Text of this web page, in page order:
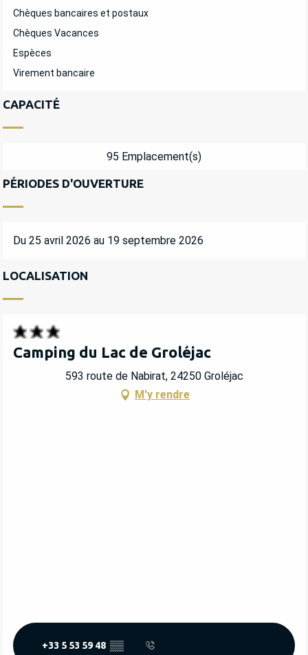
Chèques bancaires et postaux
Chèques Vacances
Espèces
Virement bancaire
CAPACITÉ
95 Emplacement(s)
PÉRIODES D'OUVERTURE
Du 25 avril 2026 au 19 septembre 2026
LOCALISATION
Camping du Lac de Groléjac
593 route de Nabirat, 24250 Groléjac
M'y rendre
+33 5 53 59 48 ▒▒